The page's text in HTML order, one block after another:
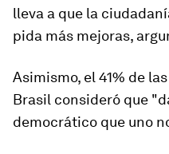
lleva a que la
pida más mejoras,
Asimismo, el 41% de
Brasil consideró que
democrático que uno